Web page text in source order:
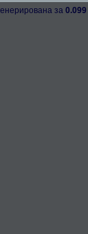
за 0.099